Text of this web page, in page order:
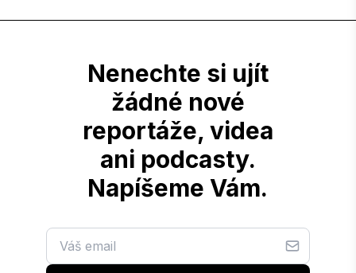
Stát se spojencem Reportérek
Nenechte si ujít
žádné nové
reportáže, videa
ani podcasty.
Napíšeme Vám.